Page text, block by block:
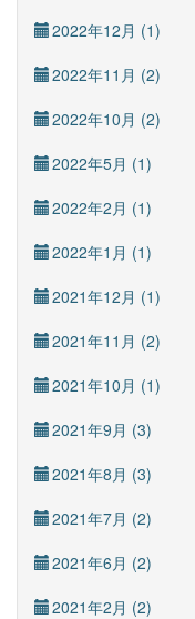
2022年12月 (1)
2022年11月 (2)
2022年10月 (2)
2022年5月 (1)
2022年2月 (1)
2022年1月 (1)
2021年12月 (1)
2021年11月 (2)
2021年10月 (1)
2021年9月 (3)
2021年8月 (3)
2021年7月 (2)
2021年6月 (2)
2021年2月 (2)